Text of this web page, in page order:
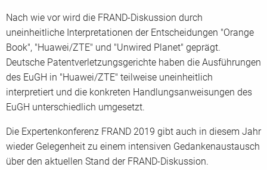
Nach wie vor wird die FRAND-Diskussion durch
uneinheitliche Interpretationen der Entscheidungen "Orange
Book", "Huawei/ZTE" und "Unwired Planet" geprägt.
Deutsche Patentverletzungsgerichte haben die Ausführungen
des EuGH in "Huawei/ZTE" teilweise uneinheitlich
interpretiert und die konkreten Handlungsanweisungen des
EuGH unterschiedlich umgesetzt.
Die Expertenkonferenz FRAND 2019 gibt auch in diesem Jahr
wieder Gelegenheit zu einem intensiven Gedankenaustausch
über den aktuellen Stand der FRAND-Diskussion.